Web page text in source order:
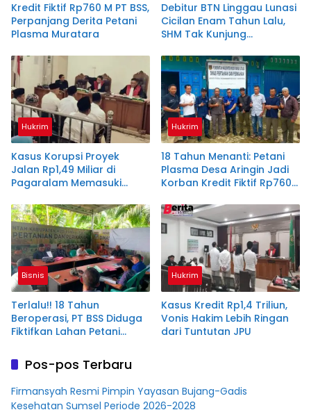
Kredit Fiktif Rp760 M PT BSS,
Perpanjang Derita Petani
Plasma Muratara
Debitur BTN Linggau Lunasi
Cicilan Enam Tahun Lalu,
SHM Tak Kunjung
Hukrim
Kasus Korupsi Proyek
Jalan Rp1,49 Miliar di
Pagaralam Memasuki
Terdakwa Dituntut 2,5
Tahun Penjara
Hukrim
18 Tahun Menanti: Petani
Plasma Desa Aringin Jadi
Korban Kredit Fiktif Rp760
Bisnis
Terlalu!! 18 Tahun
Beroperasi, PT BSS Diduga
Fiktifkan Lahan Petani
Hukrim
Kasus Kredit Rp1,4 Triliun,
Vonis Hakim Lebih Ringan
dari Tuntutan JPU
Pos-pos Terbaru
Firmansyah Resmi Pimpin Yayasan Bujang-Gadis
Kesehatan Sumsel Periode 2026-2028